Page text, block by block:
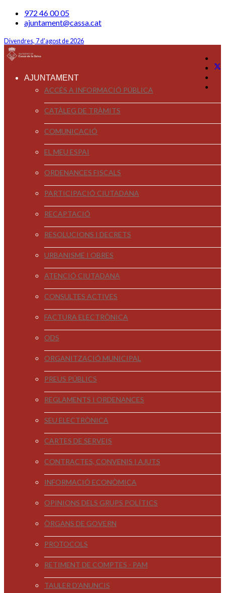
972 46 00 05
ajuntament@cassa.cat
Divendres, 7 d'agost de 2026
AJUNTAMENT
ACCÉS A INFORMACIÓ PÚBLICA
CATÀLEG DE TRÀMITS
COMUNICACIÓ
EL MEU ESPAI
ORDENANCES FISCALS
PARTICIPACIÓ CIUTADANA
RECAPTACIÓ
RESOLUCIONS I DECRETS
URBANISME I OBRES
ATENCIÓ CIUTADANA
CONSULTES ACTIVES
FACTURA ELECTRÒNICA
ODS
ORGANITZACIÓ MUNICIPAL
PREUS PÚBLICS
REGLAMENTS I ORDENANCES
SEU ELECTRÒNICA
CARTES DE SERVEIS
CONTRACTES, CONVENIS I AJUTS
INFORMACIÓ ECONÒMICA
OPINIONS DELS GRUPS POLÍTICS
ÒRGANS DE GOVERN
PROTOCOLS
RETIMENT DE COMPTES - PAM
TAULER D'ANUNCIS